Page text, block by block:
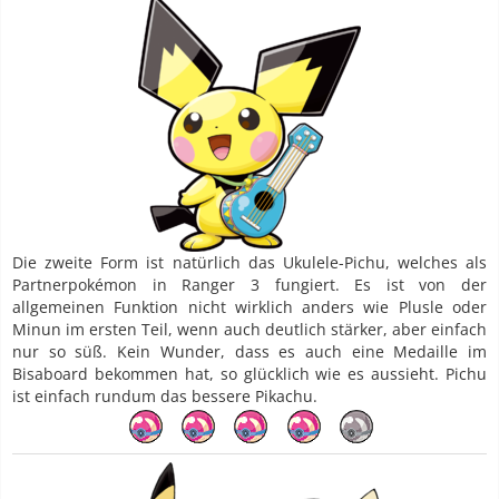
Die zweite Form ist natürlich das Ukulele-Pichu, welches als
Partnerpokémon in Ranger 3 fungiert. Es ist von der
allgemeinen Funktion nicht wirklich anders wie Plusle oder
Minun im ersten Teil, wenn auch deutlich stärker, aber einfach
nur so süß. Kein Wunder, dass es auch eine Medaille im
Bisaboard bekommen hat, so glücklich wie es aussieht. Pichu
ist einfach rundum das bessere Pikachu.